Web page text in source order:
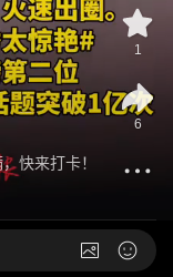
快来打卡！
1
6